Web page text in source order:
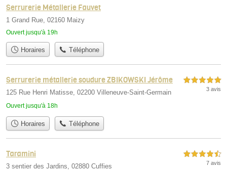
Serrurerie Métallerie Fauvet
1 Grand Rue, 02160 Maizy
Ouvert jusqu'à 19h
Horaires Téléphone
Serrurerie métallerie soudure ZBIKOWSKI Jérôme
125 Rue Henri Matisse, 02200 Villeneuve-Saint-Germain
Ouvert jusqu'à 18h
5,0 étoiles sur 5
3 avis
Horaires Téléphone
Taramini
3 sentier des Jardins, 02880 Cuffies
4,5 étoiles sur 5
7 avis